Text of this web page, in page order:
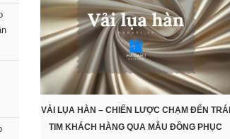
VẢI LỤA HÀN – CHIẾN LƯỢC CHẠM ĐẾN TRÁI
TIM KHÁCH HÀNG QUA MẪU ĐỒNG PHỤC